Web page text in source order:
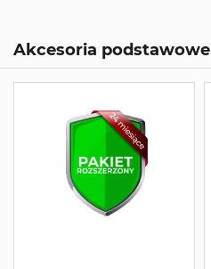
Akcesoria podstawowe